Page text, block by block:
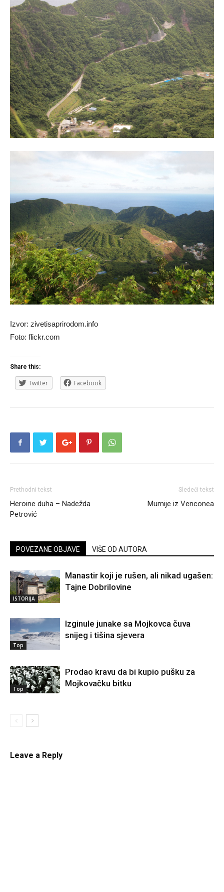
Izvor: zivetisaprirodom.info
Foto: flickr.com
Share this:
Twitter Facebook
Prethodni tekst
Heroine duha – Nadežda
Petrović
Sledeći tekst
Mumije iz Venconea
POVEZANE OBJAVE VIŠE OD AUTORA
ISTORIJA
Manastir koji je rušen, ali nikad ugašen:
Tajne Dobrilovine
Top
Izginule junake sa Mojkovca čuva
snijeg i tišina sjevera
Top
Prodao kravu da bi kupio pušku za
Mojkovačku bitku
Leave a Reply